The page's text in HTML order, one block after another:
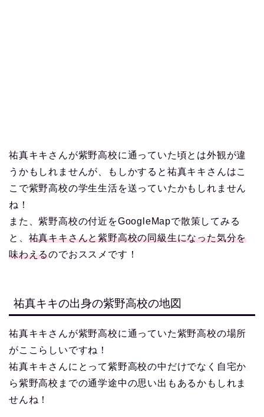
祐真キキさんが紫野高校に通っていた頃とは外観が違
うかもしれませんが、もしかすると祐真キキさんはこ
こで紫野高校の学生生活を送っていたかもしれません
ね！
また、紫野高校の付近をGoogleMapで散策してみる
と、 祐真キキさんと紫野高校の同級生になった気分を
味わえるのでおススメです！
祐真キキの出身の紫野高校の地図
祐真キキさんが紫野高校に通っていた紫野高校の場所
がここらしいですね！
祐真キキさんにとって紫野高校の中だけでなく自宅か
ら紫野高校までの通学途中の思い出もあるかもしれま
せんね！